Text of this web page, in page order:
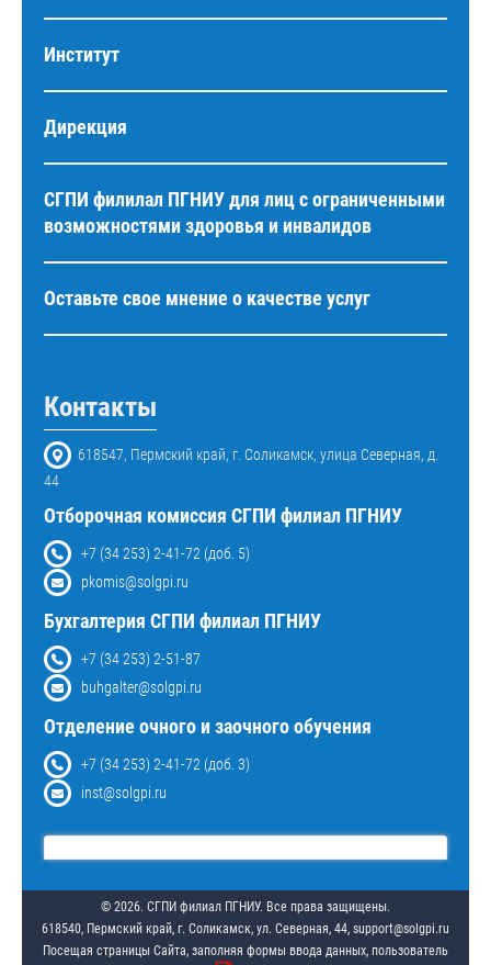
Институт
Дирекция
СГПИ филилал ПГНИУ для лиц с ограниченными
возможностями здоровья и инвалидов
Оставьте свое мнение о качестве услуг
Контакты
618547, Пермский край, г. Соликамск, улица Северная, д.
44
Отборочная комиссия СГПИ филиал ПГНИУ
+7 (34 253) 2-41-72 (доб. 5)
pkomis@solgpi.ru
Бухгалтерия СГПИ филиал ПГНИУ
+7 (34 253) 2-51-87
buhgalter@solgpi.ru
Отделение очного и заочного обучения
+7 (34 253) 2-41-72 (доб. 3)
inst@solgpi.ru
© 2026. СГПИ филиал ПГНИУ. Все права защищены.
618540, Пермский край, г. Соликамск, ул. Северная, 44, support@solgpi.ru
Посещая страницы Сайта, заполняя формы ввода данных, пользователь